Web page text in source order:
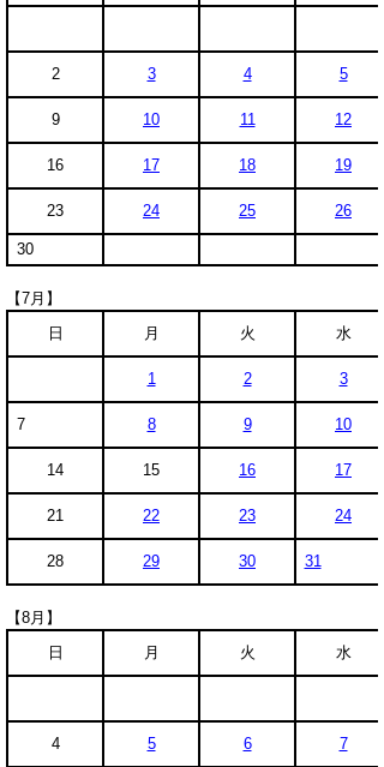
2 3 4 5
9 10 11 12
16 17 18 19
23 24 25 26
30
【7月】
日
月 火 水
1 2 3
7 8 9 10
14 15 16 17
21 22 23 24
28 29 30 31
【8月】
日
月 火 水
4 5 6 7